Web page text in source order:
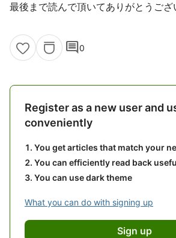
最後まで読んで頂いてありがとうござ
comment0
Register as a new user and
conveniently
You get articles that match your
You can efficiently read back
You can use dark theme
What you can do with signing up
Sign up